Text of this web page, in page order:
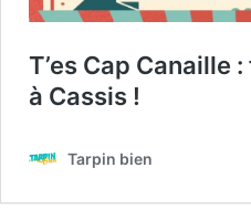
T’es Cap Canaille
à Cassis !
Tarpin bien